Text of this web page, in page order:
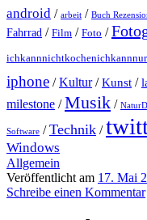
android / arbeit / Buch
Fahrrad / Film / Foto /
iphone /Kultur/Kunst /
milestone /Musik /
Software /Technik /
Windows
Allgemein
Veröffentlicht am 17. Mai
Schreibe einen Kommentar